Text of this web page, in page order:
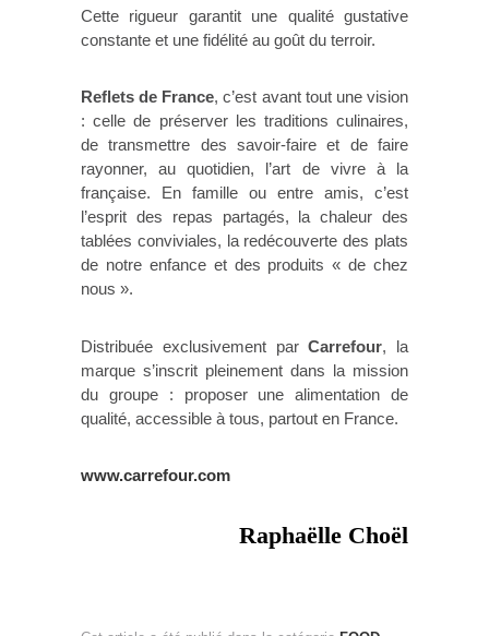
Cette rigueur garantit une qualité gustative
constante et une fidélité au goût du terroir.
Reflets de France, c’est avant tout une vision
: celle de préserver les traditions culinaires,
de transmettre des savoir-faire et de faire
rayonner, au quotidien, l’art de vivre à la
française. En famille ou entre amis, c’est
l’esprit des repas partagés, la chaleur des
tablées conviviales, la redécouverte des plats
de notre enfance et des produits « de chez
nous ».
Distribuée exclusivement parCarrefour, la
marque s’inscrit pleinement dans la mission
du groupe : proposer une alimentation de
qualité, accessible à tous, partout en France.
www.carrefour.com
Raphaëlle Choël